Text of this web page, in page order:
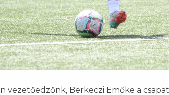
vezetőedzőnk, Berkeczi Emőke a